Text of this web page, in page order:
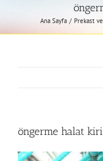
Ana Sayfa Prekast
öngerme halat